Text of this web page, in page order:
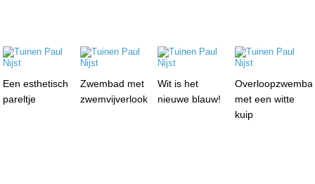
Een esthetisch
pareltje
Zwembad met
zwemvijverlook
Wit is het
nieuwe blauw!
met een witte
kuip